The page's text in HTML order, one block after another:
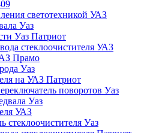
светотехникой УАЗ
Уаз
Уаз Патриот
стеклоочистителя УАЗ
Прамо
Уаз
на УАЗ Патриот
поворотов Уаз
Уаз
УАЗ
стеклоочистителя Уаз